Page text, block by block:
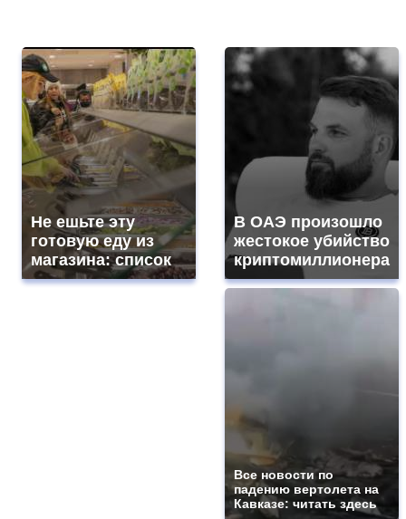
Не ешьте эту
готовую еду из
магазина: список
В ОАЭ произошло
жестокое убийство
криптомиллионера
Все новости по
падению вертолета на
Кавказе: читать здесь